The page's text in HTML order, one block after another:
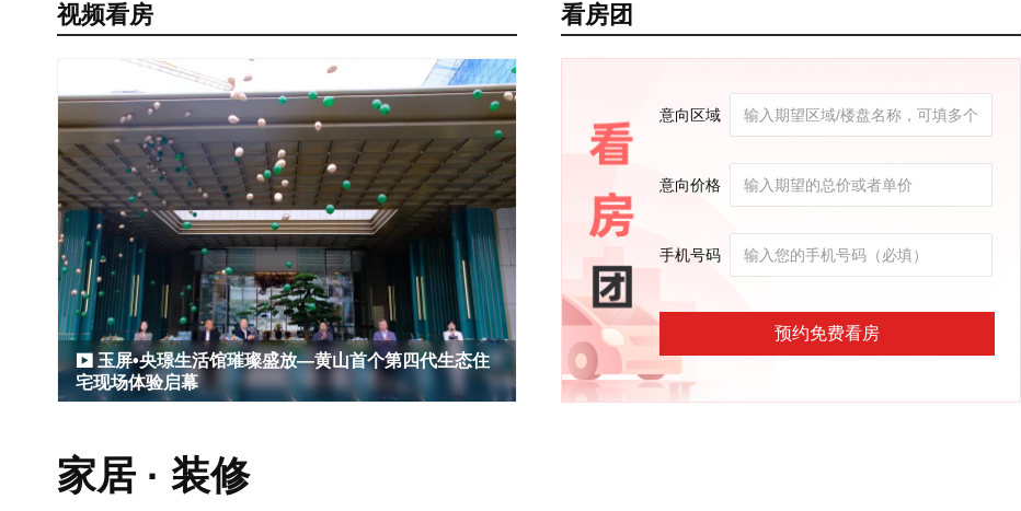
视频看房
玉屏•央璟生活馆璀璨盛放—黄山首个第四代生态住
宅现场体验启幕
看房团
意向区域
意向价格
手机号码
预约免费看房
家居 · 装修